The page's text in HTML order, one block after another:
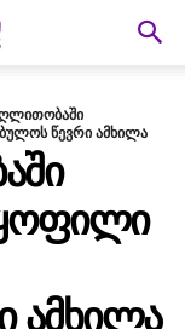
წევრი ამხილა
ᲐᲛᲮᲘᲚᲐ